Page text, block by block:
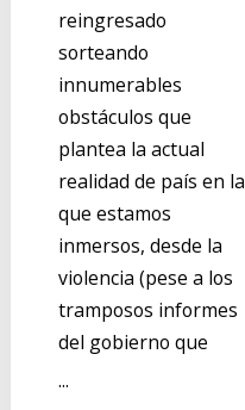
reingresado
sorteando
innumerables
obstáculos que
plantea la actual
realidad de país en la
que estamos
inmersos, desde la
violencia (pese a los
tramposos informes
del gobierno que
...